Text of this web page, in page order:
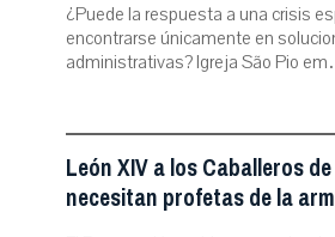
¿Puede la respuesta a una crisis
encontrarse únicamente en
administrativas? Igreja São Pio
León XIV a los Caballeros
necesitan profetas de la